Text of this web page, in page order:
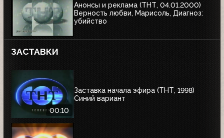
Анонсы и реклама (ТНТ, 04.01.2000)
Верность любви, Марисоль, Диагноз:
убийство
ЗАСТАВКИ
00:10
Заставка начала эфира (ТНТ, 1998)
Синий вариант